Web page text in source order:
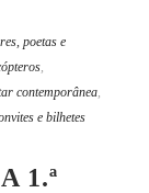
poetas e
,
contemporânea,
e bilhetes
1.ª